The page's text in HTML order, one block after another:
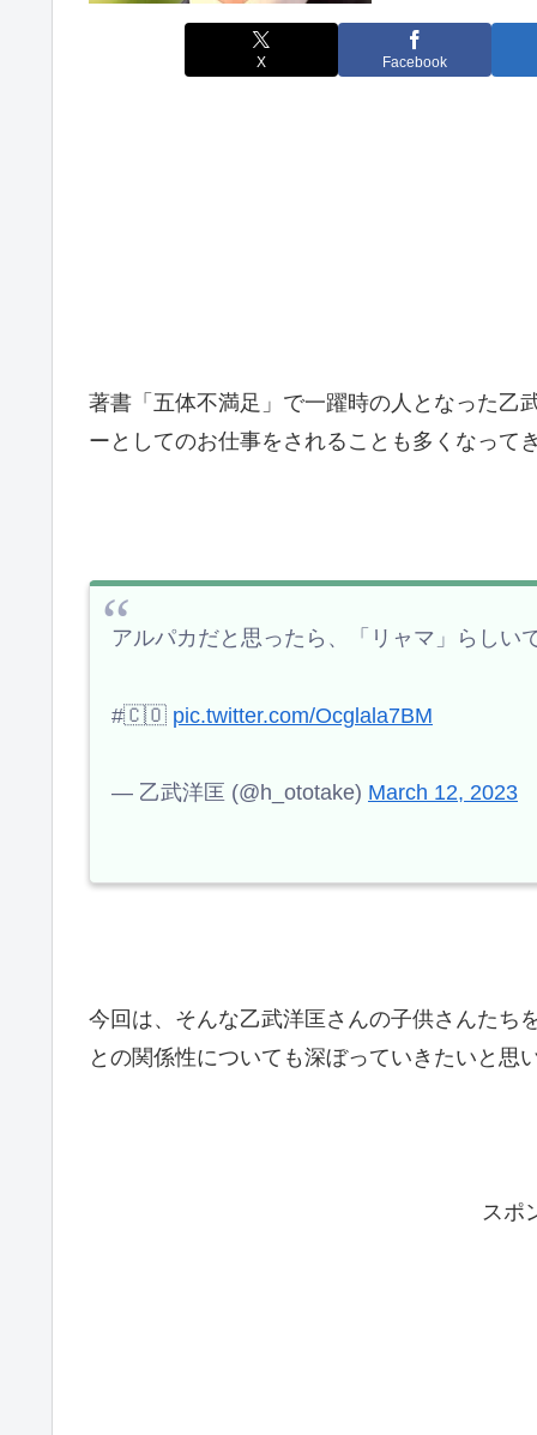
X Facebook
著書「五体不満足」で一躍時の人となった乙
ーとしてのお仕事をされることも多くなって
アルパカだと思ったら、「リャマ」らしい
#🇨🇴 pic.twitter.com/Ocglala7BM
— 乙武洋匡 (@h_ototake) March 12, 2023
今回は、そんな乙武洋匡さんの子供さんたち
との関係性についても深ぼって
スポ